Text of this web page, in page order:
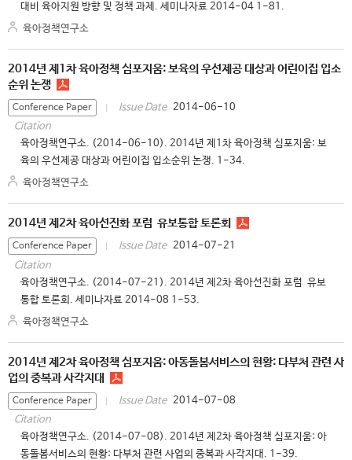
대비 육아지원 방향 및 정책 과제. 세미나자료 2014-04 1-81.
육아정책연구소
2014년 제1차 육아정책 심포지움: 보육의 우선제공 대상과 어린이집 입소
순위 논쟁
Conference Paper Issue Date 2014-06-10
Citation
육아정책연구소. (2014-06-10). 2014년 제1차 육아정책 심포지움: 보
육의 우선제공 대상과 어린이집 입소순위 논쟁. 1-34.
육아정책연구소
2014년 제2차 육아선진화 포럼 ­ 유보통합 토론회
Conference Paper Issue Date 2014-07-21
Citation
육아정책연구소. (2014-07-21). 2014년 제2차 육아선진화 포럼 ­ 유보
통합 토론회. 세미나자료 2014-08 1-53.
육아정책연구소
2014년 제2차 육아정책 심포지움: 아동돌봄서비스의 현황: 다부처 관련 사
업의 중복과 사각지대
Conference Paper Issue Date 2014-07-08
Citation
육아정책연구소. (2014-07-08). 2014년 제2차 육아정책 심포지움: 아
동돌봄서비스의 현황: 다부처 관련 사업의 중복과 사각지대. 1-39.